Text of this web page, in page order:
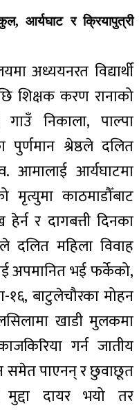
आर्यघाट र क्रियापुत्री
अध्ययनरत विद्यार्थी
शिक्षक करण रानाको
निकाला, पाल्पा
पुर्णमान श्रेष्ठले दलित
आमालाई आर्यघाटमा
मृत्युमा काठमाडौँबाट
र दागबत्ती दिनका
दलित महिला विवाह
अपमानित भई फर्केको,
१६, बाटुलेचौरका मोहन
खाडी मुलकमा
गर्न जातीय
समेत पाएनन् र छुवाछूत
दायर भयो तर